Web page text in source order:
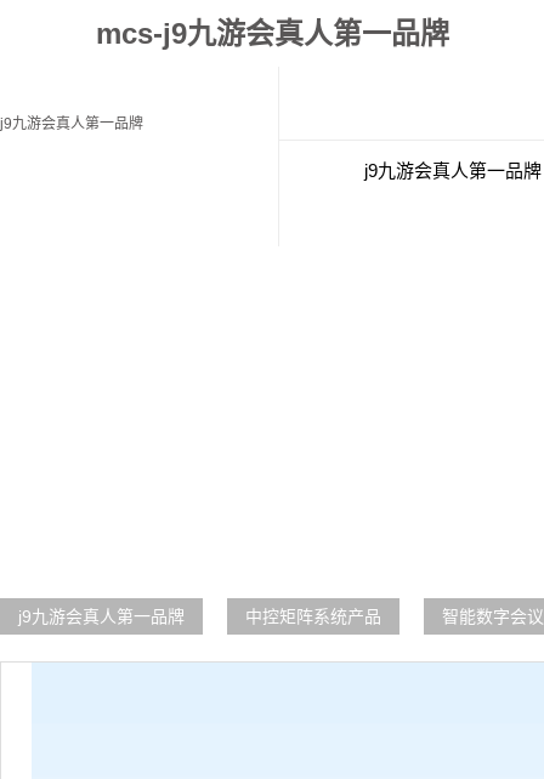
mcs-j9九游会真人第一品牌
j9九游会真人第一品牌
j9九游会真人第一品牌
j9九游会真人第一品牌 中控矩阵系统产品 智能数字会